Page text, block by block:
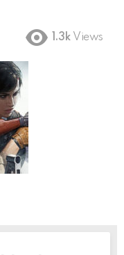
1.3k Views